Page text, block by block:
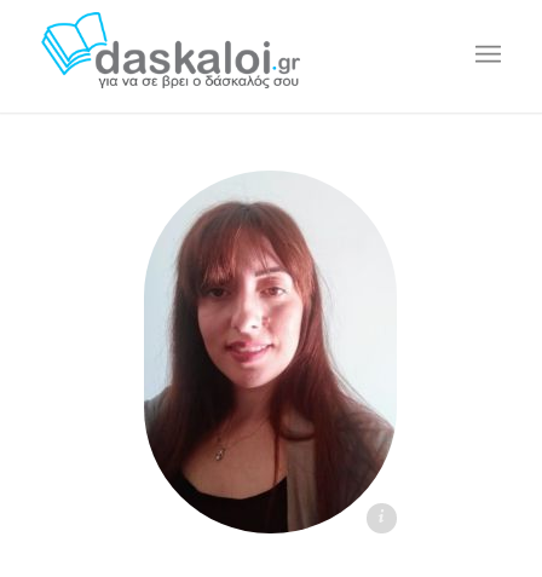
Ηλιάννα Λ. daskaloi.gr